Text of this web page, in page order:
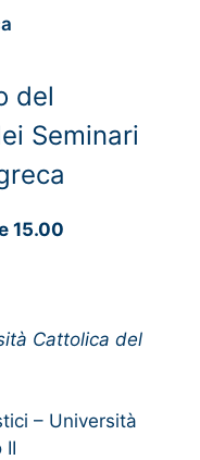
del
Seminari
15.00
Cattolica del
– Università
II